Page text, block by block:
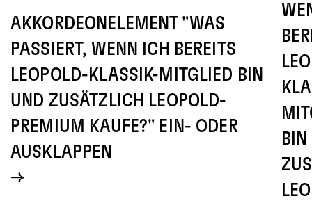
AKKORDEONELEMENT "WAS
PASSIERT, WENN ICH BEREITS
LEOPOLD-KLASSIK-MITGLIED BIN
UND ZUSÄTZLICH LEOPOLD-
PREMIUM KAUFE?" EIN- ODER
AUSKLAPPEN